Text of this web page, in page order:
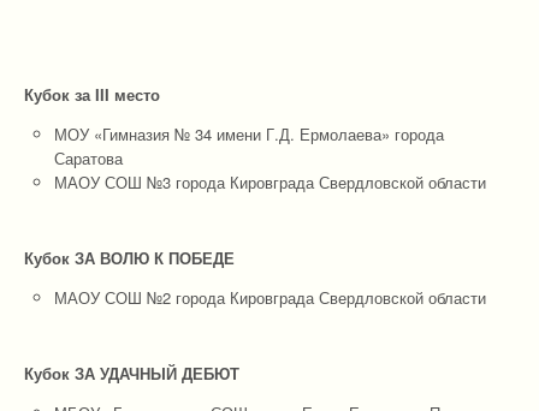
Кубок за III место
МОУ «Гимназия № 34 имени Г.Д. Ермолаева» города
Саратова
МАОУ СОШ №3 города Кировграда Свердловской области
Кубок ЗА ВОЛЮ К ПОБЕДЕ
МАОУ СОШ №2 города Кировграда Свердловской области
Кубок ЗА УДАЧНЫЙ ДЕБЮТ